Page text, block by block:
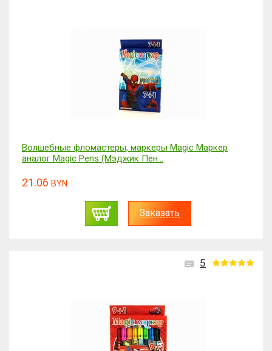
Волшебные фломастеры, маркеры Magic Маркер
аналог Magic Pens (Мэджик Пен...
21.06 BYN
Заказать
5